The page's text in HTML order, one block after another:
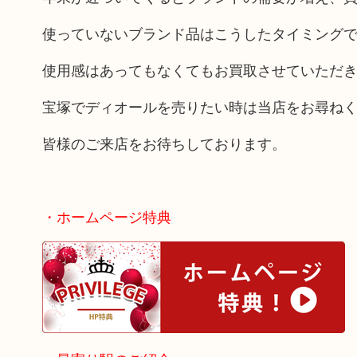
使っていないブランド品はこうしたタイミング
使用感はあってもなくてもお買取させていただ
宝塚でディオールを売りたい時は当店をお尋ね
皆様のご来店をお待ちしております。
・ホームページ特典